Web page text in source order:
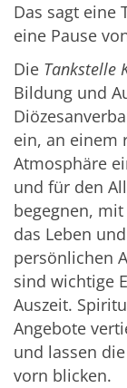
Das sagt eine
eine Pause
Die Tankstelle
Bildung und
ein, an einem
Atmosphäre
und für den
begegnen,
das Leben
persönlichen
sind wichtige
Auszeit.
Angebote
und lassen
vorn blicken.